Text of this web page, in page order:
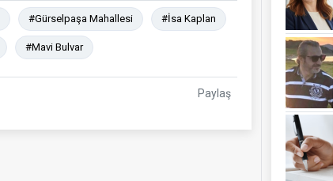
#Gürselpaşa Mahallesi #İsa Kaplan
#Mavi Bulvar
Paylaş